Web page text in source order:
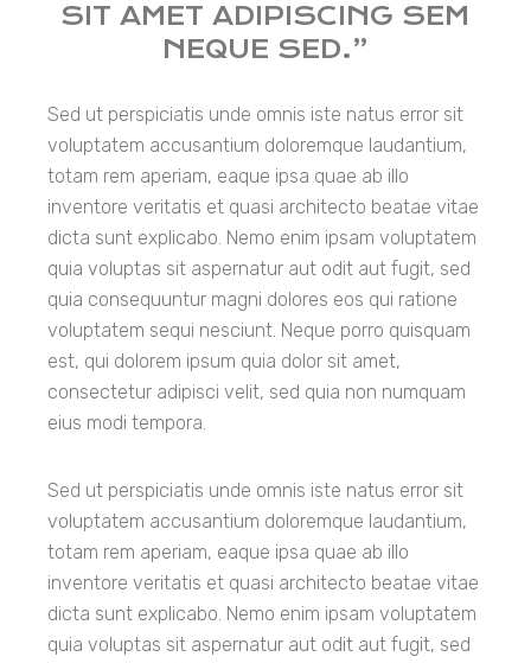
SIT AMET ADIPISCING SEM
NEQUE SED.”
Sed ut perspiciatis unde omnis iste natus error sit
voluptatem accusantium doloremque laudantium,
totam rem aperiam, eaque ipsa quae ab illo
inventore veritatis et quasi architecto beatae vitae
dicta sunt explicabo. Nemo enim ipsam voluptatem
quia voluptas sit aspernatur aut odit aut fugit, sed
quia consequuntur magni dolores eos qui ratione
voluptatem sequi nesciunt. Neque porro quisquam
est, qui dolorem ipsum quia dolor sit amet,
consectetur adipisci velit, sed quia non numquam
eius modi tempora.
Sed ut perspiciatis unde omnis iste natus error sit
voluptatem accusantium doloremque laudantium,
totam rem aperiam, eaque ipsa quae ab illo
inventore veritatis et quasi architecto beatae vitae
dicta sunt explicabo. Nemo enim ipsam voluptatem
quia voluptas sit aspernatur aut odit aut fugit, sed